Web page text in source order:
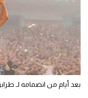
بعد أيام من انضمامه لـ